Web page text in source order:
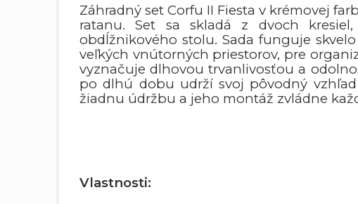
Záhradný set Corfu II Fiesta v krémovej
ratanu. Set sa skladá z dvoch
obdĺžnikového stolu. Sada funguje
veľkých vnútorných priestorov, pre
vyznačuje dlhovou trvanlivosťou a
po dlhú dobu udrží svoj pôvodný
žiadnu údržbu a jeho montáž zvládne
Vlastnosti: